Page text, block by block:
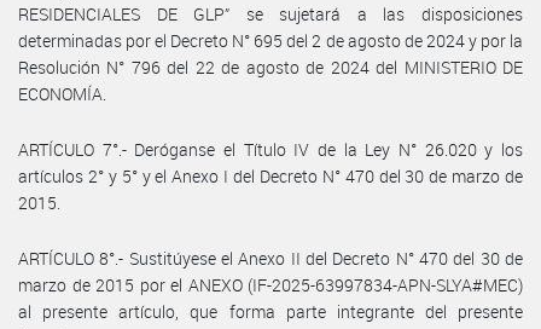
RESIDENCIALES DE GLP” se sujetará a las disposiciones
determinadas por el Decreto N° 695 del 2 de agosto de 2024 y por la
Resolución N° 796 del 22 de agosto de 2024 del MINISTERIO DE
ECONOMÍA.
ARTÍCULO 7°.- Deróganse el Título IV de la Ley N° 26.020 y los
artículos 2° y 5° y el Anexo I del Decreto N° 470 del 30 de marzo de
2015.
ARTÍCULO 8°.- Sustitúyese el Anexo II del Decreto N° 470 del 30 de
marzo de 2015 por el ANEXO (IF-2025-63997834-APN-SLYA#MEC)
al presente artículo, que forma parte integrante del presente